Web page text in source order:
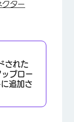
ター
された
プロー
追加さ